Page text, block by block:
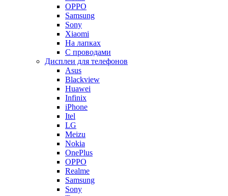
OPPO
Samsung
Sony
Xiaomi
На лапках
С проводами
Дисплеи для телефонов
Asus
Blackview
Huawei
Infinix
iPhone
Itel
LG
Meizu
Nokia
OnePlus
OPPO
Realme
Samsung
Sony